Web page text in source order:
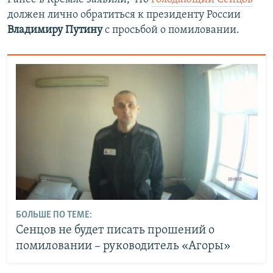
должен лично обратиться к президенту России
Владимиру Путинус просьбой о помиловании.
БОЛЬШЕ ПО ТЕМЕ:
Сенцов не будет писать прошений о
помиловании – руководитель «Агоры»